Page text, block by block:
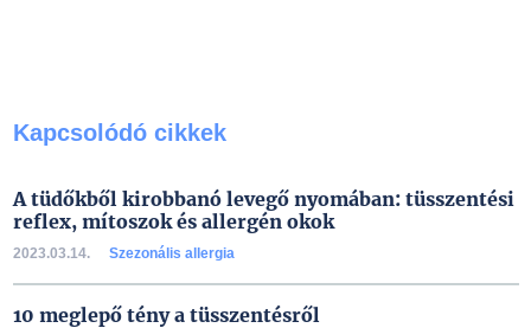
Kapcsolódó cikkek
A tüdőkből kirobbanó levegő nyomában: tüsszentési
reflex, mítoszok és allergén okok
2023.03.14. Szezonális allergia
10 meglepő tény a tüsszentésről